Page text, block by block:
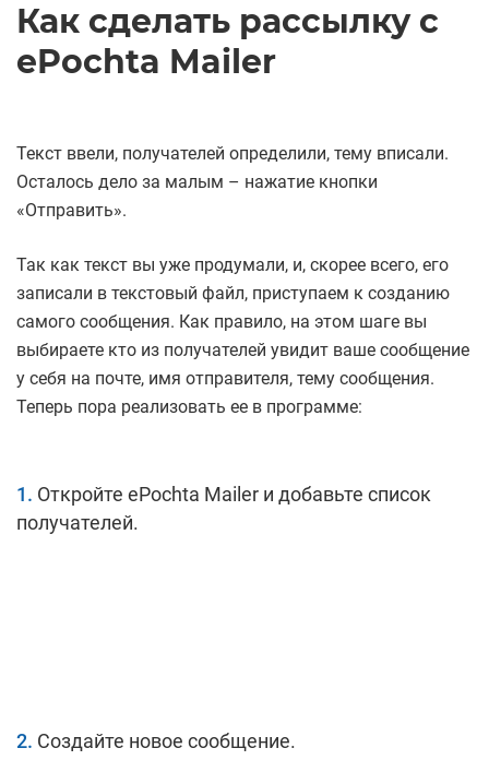
Как сделать рассылку с
ePochta Mailer
Текст ввели, получателей определили, тему вписали.
Осталось дело за малым – нажатие кнопки
«Отправить».
Так как текст вы уже продумали, и, скорее всего, его
записали в текстовый файл, приступаем к созданию
самого сообщения. Как правило, на этом шаге вы
выбираете кто из получателей увидит ваше сообщение
у себя на почте, имя отправителя, тему сообщения.
Теперь пора реализовать ее в программе:
Откройте ePochta Mailer и добавьте список
получателей.
Создайте новое сообщение.